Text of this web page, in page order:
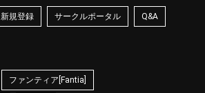
新規登録 サークルポータル Q&A
ファンティア[Fantia]